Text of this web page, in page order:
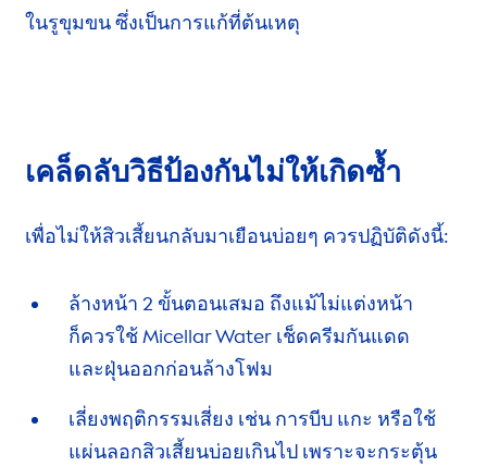
ในรูขุมขนซึ่งเป็นการแก้ที่ต้นเหตุ
เคล็ดลับวิธีป้องกันไม่ให้เกิดซ้ำ
เพื่อไม่ให้สิวเสี้ยนกลับมาเยือนบ่อยๆ ควรปฏิบัติดังนี้:
ล้างหน้า 2 ขั้นตอนเสมอ ถึงแม้ไม่แต่งหน้า
ก็ควรใช้Micellar Water เช็ดครีมกันแดด
และฝุ่นออกก่อนล้างโฟม
เลี่ยงพฤติกรรมเสี่ยง เช่น การบีบ แกะ หรือใช้
แผ่นลอกสิวเสี้ยนบ่อยเกินไป เพราะจะกระตุ้น